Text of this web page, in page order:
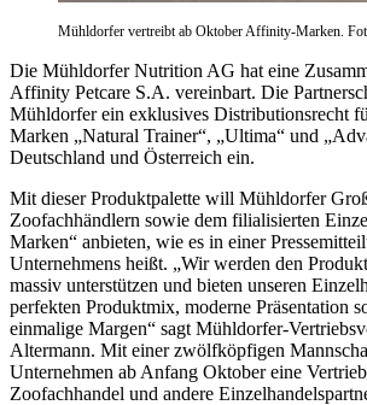
Mühldorfer vertreibt ab Oktober Affinity-Marken.
Die Mühldorfer Nutrition AG hat eine
Affinity Petcare S.A. vereinbart. Die
Mühldorfer ein exklusives Distributionsrecht
Marken „Natural Trainer“, „Ultima“ und
Deutschland und Österreich ein.
Mit dieser Produktpalette will Mühldorfer
Zoofachhändlern sowie dem filialisierten
Marken“ anbieten, wie es in einer
Unternehmens heißt. „Wir werden den
massiv unterstützen und bieten unseren
perfekten Produktmix, moderne Präsentation
einmalige Margen“ sagt Mühldorfer-
Altermann. Mit einer zwölfköpfigen
Unternehmen ab Anfang Oktober eine
Zoofachhandel und andere